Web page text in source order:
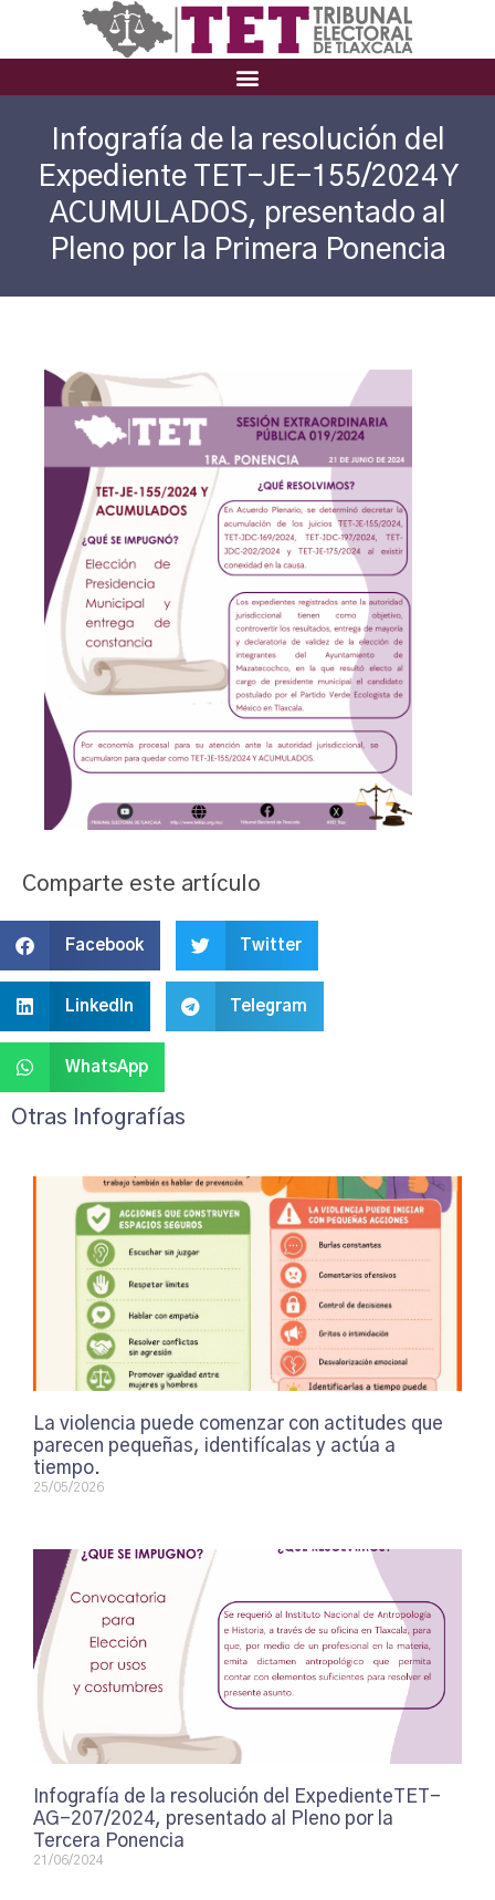
Infografía de la resolución del
Expediente TET-JE-155/2024 Y
ACUMULADOS, presentado al
Pleno por la Primera Ponencia
Comparte este artículo
Facebook Twitter
LinkedIn Telegram
WhatsApp
Otras Infografías
La violencia puede comenzar con actitudes que
parecen pequeñas, identifícalas y actúa a
tiempo.
25/05/2026
Infografía de la resolución del ExpedienteTET-
AG-207/2024, presentado al Pleno por la
Tercera Ponencia
21/06/2024